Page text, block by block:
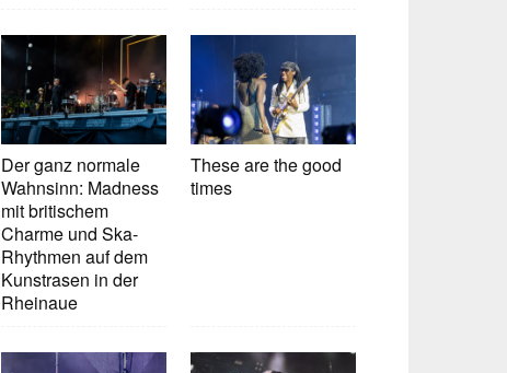
Der ganz normale
Wahnsinn: Madness
mit britischem
Charme und Ska-
Rhythmen auf dem
Kunstrasen in der
Rheinaue
These are the good
times